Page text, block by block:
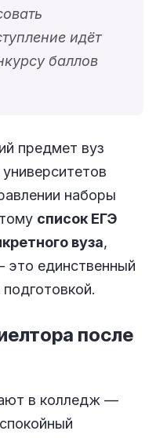
идёт
баллов
предмет вуз
наборы
список ЕГЭ
вуза,
это единственный
после
в колледж —